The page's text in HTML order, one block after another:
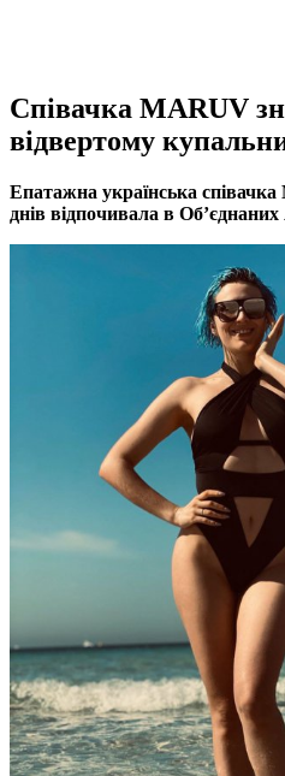
Співачка MARUV
відвертому
Епатажна українська
днів відпочивала в